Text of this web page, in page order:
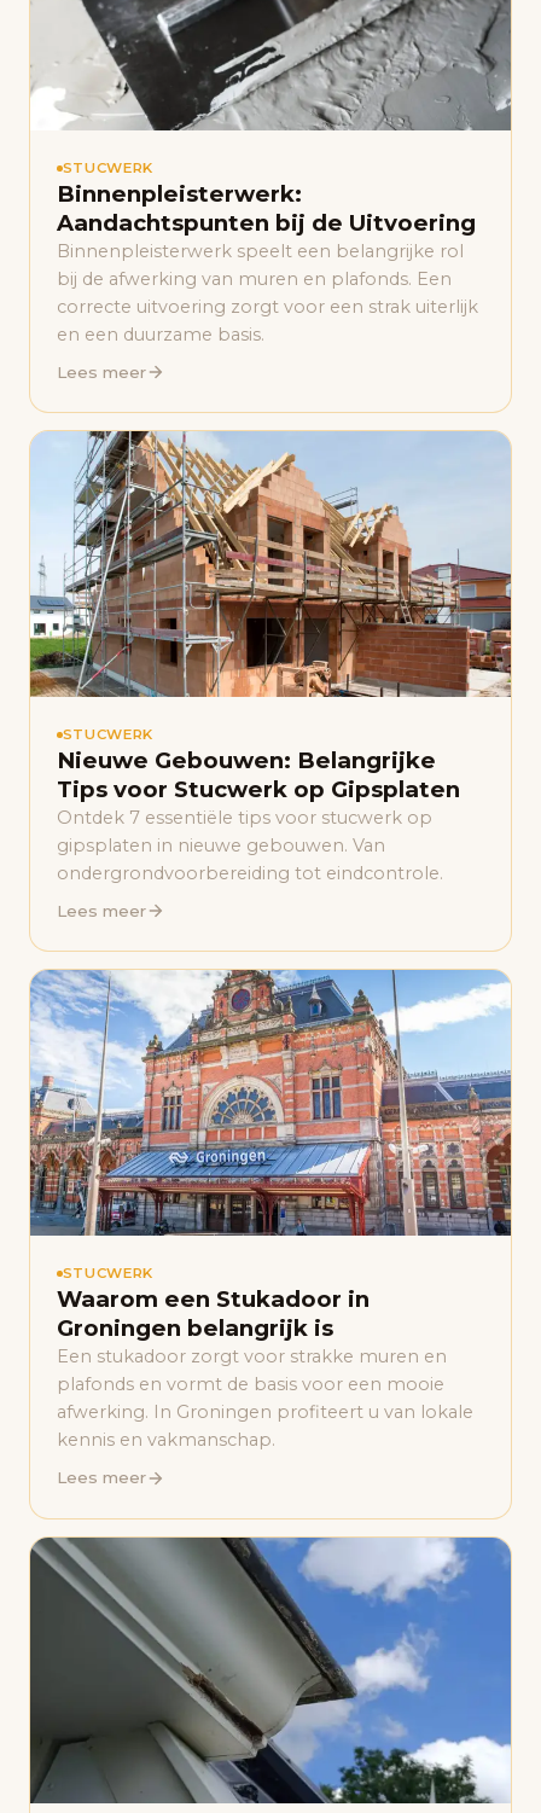
STUCWERK
Binnenpleisterwerk:
Aandachtspunten bij de Uitvoering
Binnenpleisterwerk speelt een belangrijke rol
bij de afwerking van muren en plafonds. Een
correcte uitvoering zorgt voor een strak uiterlijk
en een duurzame basis.
Lees meer
STUCWERK
Nieuwe Gebouwen: Belangrijke
Tips voor Stucwerk op Gipsplaten
Ontdek 7 essentiële tips voor stucwerk op
gipsplaten in nieuwe gebouwen. Van
ondergrondvoorbereiding tot eindcontrole.
Lees meer
STUCWERK
Waarom een Stukadoor in
Groningen belangrijk is
Een stukadoor zorgt voor strakke muren en
plafonds en vormt de basis voor een mooie
afwerking. In Groningen profiteert u van lokale
kennis en vakmanschap.
Lees meer